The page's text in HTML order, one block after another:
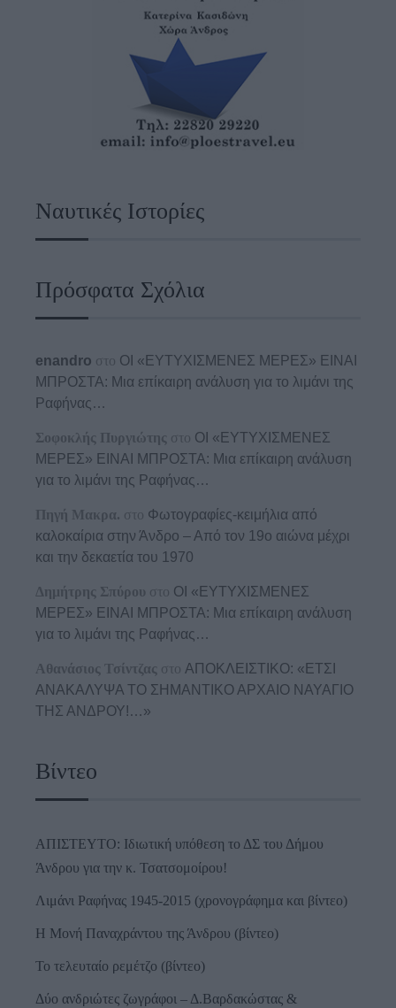
Ναυτικές Ιστορίες
Πρόσφατα Σχόλια
enandro στο ΟΙ «ΕΥΤΥΧΙΣΜΕΝΕΣ ΜΕΡΕΣ» ΕΙΝΑΙ
ΜΠΡΟΣΤΑ: Μια επίκαιρη ανάλυση για το λιμάνι της
Ραφήνας…
Σοφοκλής Πυργιώτης στο ΟΙ «ΕΥΤΥΧΙΣΜΕΝΕΣ
ΜΕΡΕΣ» ΕΙΝΑΙ ΜΠΡΟΣΤΑ: Μια επίκαιρη ανάλυση
για το λιμάνι της Ραφήνας…
Πηγή Μακρα. στο Φωτογραφίες-κειμήλια από
καλοκαίρια στην Άνδρο – Από τον 19ο αιώνα μέχρι
και την δεκαετία του 1970
Δημήτρης Σπύρου στο ΟΙ «ΕΥΤΥΧΙΣΜΕΝΕΣ
ΜΕΡΕΣ» ΕΙΝΑΙ ΜΠΡΟΣΤΑ: Μια επίκαιρη ανάλυση
για το λιμάνι της Ραφήνας…
Αθανάσιος Τσίντζας στο ΑΠΟΚΛΕΙΣΤΙΚΟ: «ΕΤΣΙ
ΑΝΑΚΑΛΥΨΑ ΤΟ ΣΗΜΑΝΤΙΚΟ ΑΡΧΑΙΟ ΝΑΥΑΓΙΟ
ΤΗΣ ΑΝΔΡΟΥ!…»
Βίντεο
ΑΠΙΣΤΕΥΤΟ: Ιδιωτική υπόθεση το ΔΣ του Δήμου
Άνδρου για την κ. Τσατσομοίρου!
Λιμάνι Ραφήνας 1945-2015 (χρονογράφημα και βίντεο)
Η Μονή Παναχράντου της Άνδρου (βίντεο)
Το τελευταίο ρεμέτζο (βίντεο)
Δύο ανδριώτες ζωγράφοι – Δ.Βαρδακώστας &